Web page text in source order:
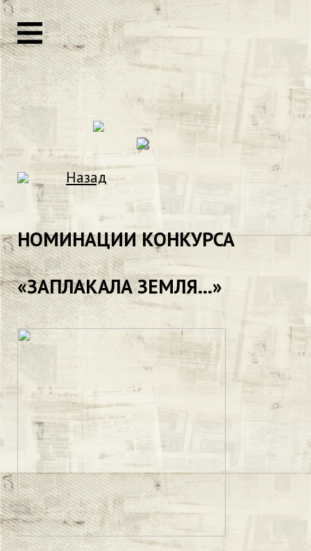
Назад
НОМИНАЦИИ КОНКУРСА
«ЗАПЛАКАЛА ЗЕМЛЯ...»